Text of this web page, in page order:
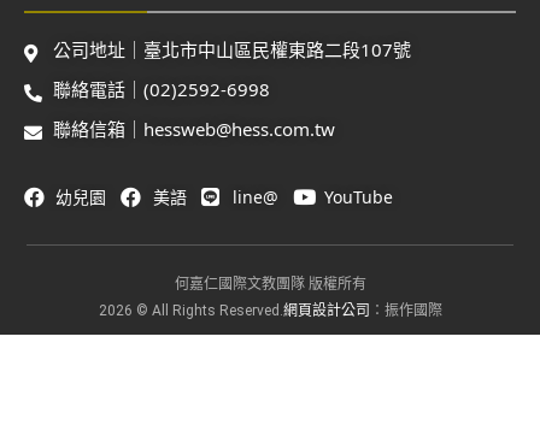
公司地址｜臺北市中山區民權東路二段107號
聯絡電話｜(02)2592-6998
聯絡信箱｜hessweb@hess.com.tw
幼兒園 美語 line@ YouTube
何嘉仁國際文教團隊 版權所有
2026 © All Rights Reserved. 網頁設計公司 ：振作國際